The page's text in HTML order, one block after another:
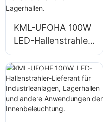
KML-UFOHA 100W
LED-Hallenstrahler-
Lieferant für
Innenräume wie
Industriehallen und
Lagerhallen.